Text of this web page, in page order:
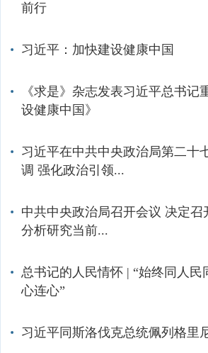
前行
习近平：加快建设健康中国
《求是》杂志发表习近平总书记
设健康中国》
习近平在中共中央政治局第二十
调 强化政治引领...
中共中央政治局召开会议 决定召
分析研究当前...
总书记的人民情怀 | “始终同人民
心连心”
习近平同斯洛伐克总统佩列格里